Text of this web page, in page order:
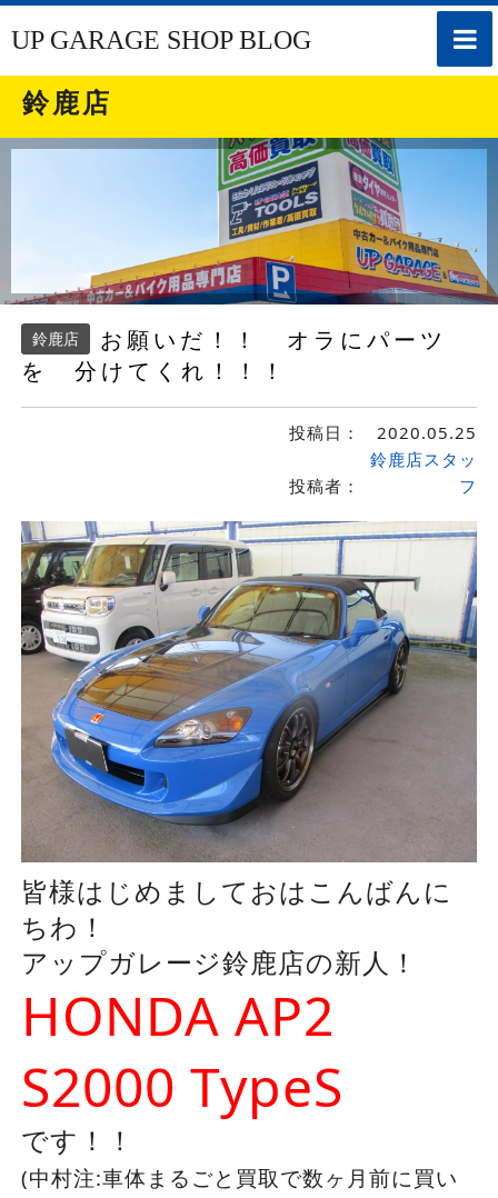
toggle
UP GARAGE SHOP BLOG
鈴鹿店
鈴鹿店
お願いだ！！ オラにパーツ
を 分けてくれ！！！
投稿日： 2020.05.25
投稿者：
鈴鹿店スタッ
フ
皆様はじめましておはこんばんに
ちわ！
アップガレージ鈴鹿店の新人！
HONDA AP2
S2000 TypeS
です！！
(中村注:車体まるごと買取で数ヶ月前に買い